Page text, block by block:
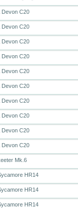
Devon C20
Devon C20
Devon C20
Devon C20
Devon C20
Devon C20
Devon C20
Devon C20
Devon C20
Devon C20
Mk.6
HR14
HR14
HR14